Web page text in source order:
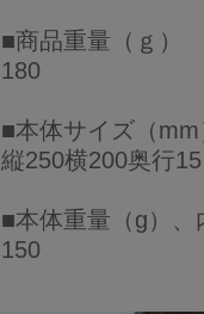
■商品重量（ｇ）
180
■本体サイズ（mm
縦250横200奥行15
■本体重量（g）、
150